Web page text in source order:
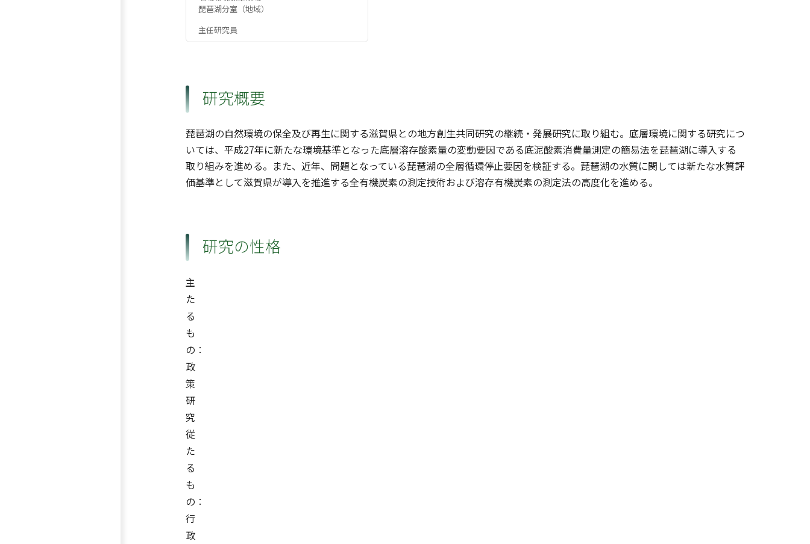
琵琶湖分室（地域）
主任研究員
研究概要
琵琶湖の自然環境の保全及び再生に関する滋賀県との地方創生共同研究の継続・発展研究に取り組む。底層環境に関する研究につ
いては、平成27年に新たな環境基準となった底層溶存酸素量の変動要因である底泥酸素消費量測定の簡易法を琵琶湖に導入する
取り組みを進める。また、近年、問題となっている琵琶湖の全層循環停止要因を検証する。琵琶湖の水質に関しては新たな水質評
価基準として滋賀県が導入を推進する全有機炭素の測定技術および溶存有機炭素の測定法の高度化を進める。
研究の性格
主
た
る
も
の：
政
策
研
究
従
た
る
も
の：
行
政